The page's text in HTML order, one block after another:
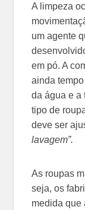
A limpeza
um agente
em pó. A
ainda
da água e a
tipo de
deve ser
lavagem”.
As roupas
seja, os
medida que